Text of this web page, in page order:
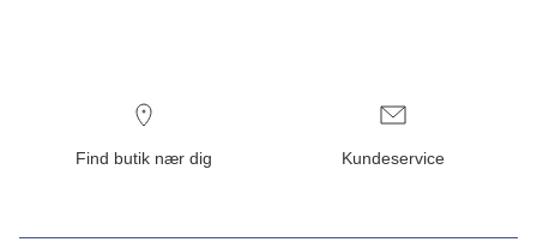
Find butik nær dig Kundeservice